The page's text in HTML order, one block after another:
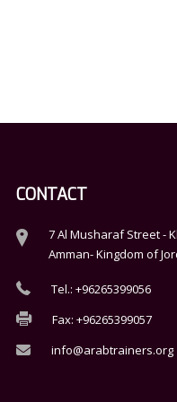
CONTACT
7 Al Musharaf Street -
Amman- Kingdom of
Tel.: +96265399056
Fax: +96265399057
info@arabtrainers.org